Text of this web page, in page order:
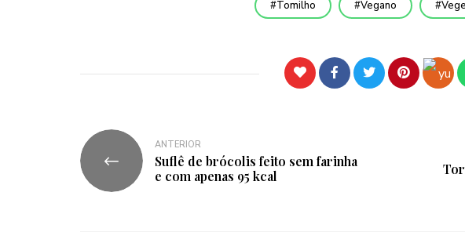
Tomilho Vegano
ANTERIOR
Suflê de brócolis feito sem farinha
e com apenas 95 kcal